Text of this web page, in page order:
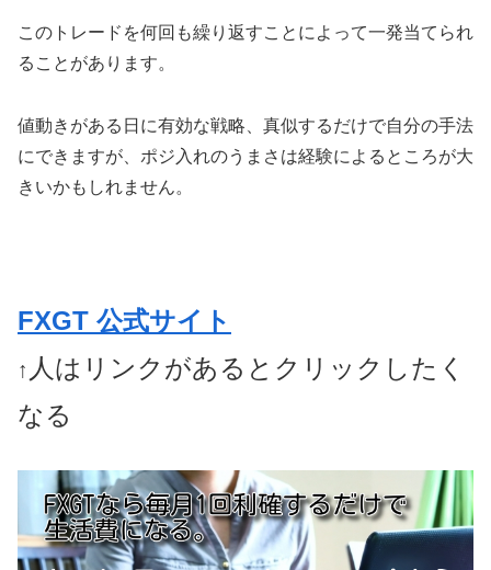
このトレードを何回も繰り返すことによって一発当てられ
ることがあります。
値動きがある日に有効な戦略、真似するだけで自分の手法
にできますが、ポジ入れのうまさは経験によるところが大
きいかもしれません。
FXGT 公式サイト
↑ 人はリンクがあるとクリックしたく
なる